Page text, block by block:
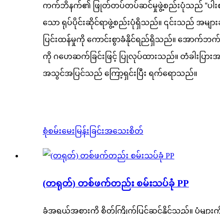
ကက်ဘိနက်၏ ဖြုတ်တပ်တပ်ဆင်မှုဖွဲ့စည်းပုံသည် “ပါးစပ်ပုံ
သော ရုပ်ပိုင်းဆိုင်ရာဖွဲ့စည်းပုံရှိသည်။ ၎င်းသည် အမျာ
ပြင်းထန်မှုကို ကောင်းစွာခံနိုင်ရည်ရှိသည်။ အောက်
ကို ဂဟေဆက်ခြင်းဖြင့် ပြုလုပ်ထားသည်။ တံခါးပြာ
အသွင်အပြင်သည် ကြော့ရှင်းပြီး ရက်ရောသည်။
စုံစမ်းမေးမြန်းခြင်းအသေးစိတ်
(တရုတ်) တစ်ဖက်တည်း စမ်းသပ်ခုံ PP
ခုံအရွယ်အစားကို စိတ်ကြိုက်ပြင်ဆင်နိုင်သည်။ ပုံများ